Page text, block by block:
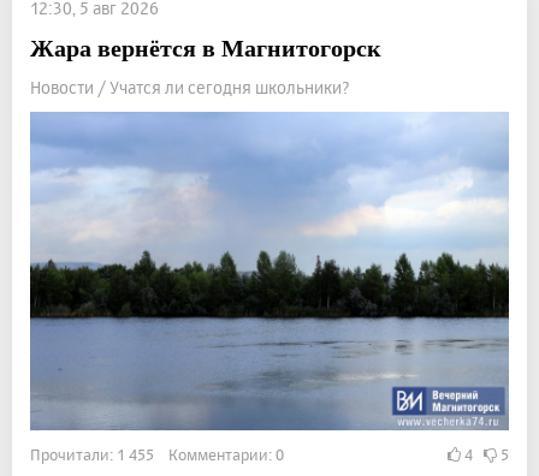
12:30, 5 авг 2026
Жара вернётся в Магнитогорск
Новости / Учатся ли сегодня школьники?
Прочитали: 1 455 Комментарии: 0 4 5